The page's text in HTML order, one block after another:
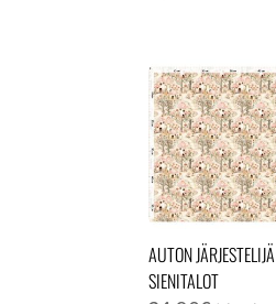
AUTON JÄRJESTELIJÄ
SIENITALOT